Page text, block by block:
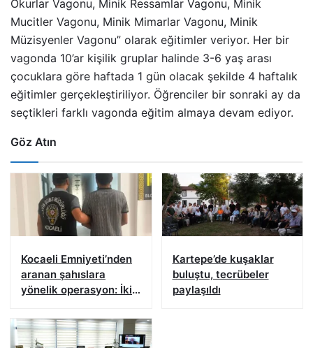
Okurlar Vagonu, Minik Ressamlar Vagonu, Minik
Mucitler Vagonu, Minik Mimarlar Vagonu, Minik
Müzisyenler Vagonu” olarak eğitimler veriyor. Her bir
vagonda 10’ar kişilik gruplar halinde 3-6 yaş arası
çocuklara göre haftada 1 gün olacak şekilde 4 haftalık
eğitimler gerçekleştiriliyor. Öğrenciler bir sonraki ay da
seçtikleri farklı vagonda eğitim almaya devam ediyor.
Göz Atın
Kocaeli Emniyeti’nden
aranan şahıslara
yönelik operasyon: İki
Kartepe’de kuşaklar
buluştu, tecrübeler
paylaşıldı